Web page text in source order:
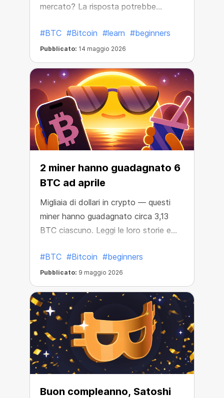
mercato? La risposta potrebbe
#BTC #Bitcoin #learn #beginners
Pubblicato: 14 maggio 2026
2 miner hanno guadagnato 6
BTC ad aprile
Migliaia di dollari in crypto — questi
miner hanno guadagnato circa 3,13
BTC ciascuno. Leggi le loro storie e
#BTC #Bitcoin #beginners
Pubblicato: 9 maggio 2026
Buon compleanno, Satoshi